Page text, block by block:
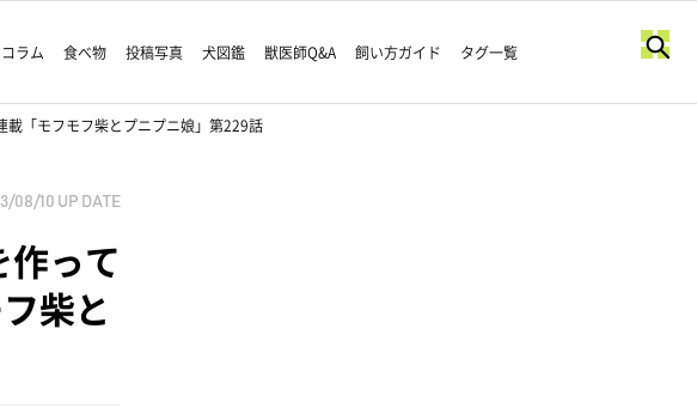
ラム 食べ物 投稿写真 犬図鑑 獣医師Q&A 飼い方ガイド タグ一覧
載「モフモフ柴とプニプニ娘」第229話
08/10 UP DATE
って
柴と